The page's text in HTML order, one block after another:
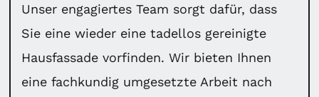
Unser engagiertes Team sorgt dafür, dass
Sie eine wieder eine tadellos gereinigte
Hausfassade vorfinden. Wir bieten Ihnen
eine fachkundig umgesetzte Arbeit nach